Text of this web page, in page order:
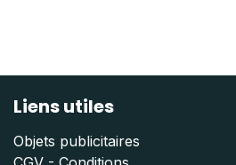
Liens utiles
Objets publicitaires